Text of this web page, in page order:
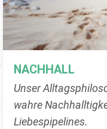
NACHHALL
Unser
wahre
Liebespipelines.